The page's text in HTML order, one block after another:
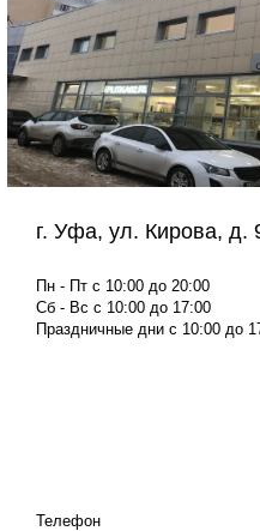
г. Уфа, ул. Кирова, д.
Пн - Пт с 10:00 до 20:00
Сб - Вс с 10:00 до 17:00
Праздничные дни с 10:00 до
Телефон